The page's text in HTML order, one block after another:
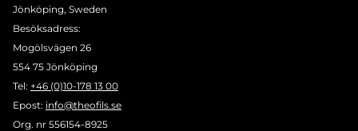
Jönköping, Sweden
Besöksadress:
Mogölsvägen 26
554 75 Jönköping
Tel: +46 (0)10-178 13 00
Epost: info@theofils.se
Org. nr 556154-8925